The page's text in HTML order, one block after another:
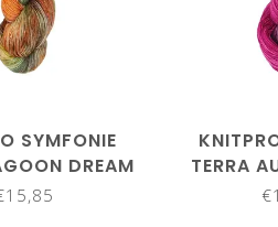
SYMFONIE
DREAM
TERRA